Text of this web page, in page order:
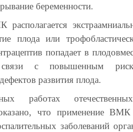
беременности.
плода или
попадает в
с повышенным
развития плода.
работах
что применение
заболеваний